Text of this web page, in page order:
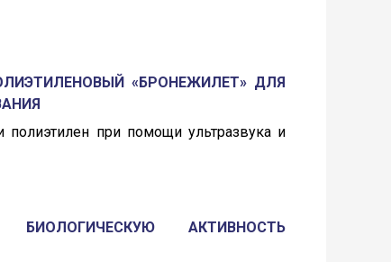
«БРОНЕЖИЛЕТ» ДЛЯ
при помощи ультразвука и
БИОЛОГИЧЕСКУЮ АКТИВНОСТЬ